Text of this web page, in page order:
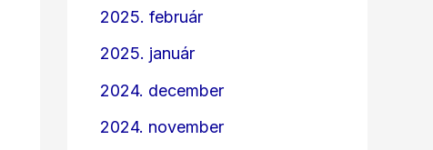
2025. február
2025. január
2024. december
2024. november